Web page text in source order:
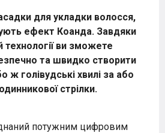
для укладки волосся,
ефект Коанда. Завдяки
технології ви зможете
та швидко створити
ж голівудські хвилі за або
стрілки.
потужним цифровим